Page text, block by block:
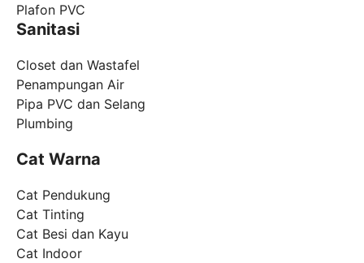
Plafon PVC
Sanitasi
Closet dan Wastafel
Penampungan Air
Pipa PVC dan Selang
Plumbing
Cat Warna
Cat Pendukung
Cat Tinting
Cat Besi dan Kayu
Cat Indoor